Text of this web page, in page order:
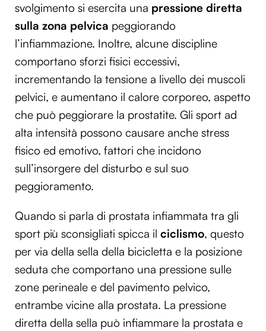
svolgimento si esercita una pressione diretta
sulla zona pelvica peggiorando
l’infiammazione. Inoltre, alcune discipline
comportano sforzi fisici eccessivi,
incrementando la tensione a livello dei muscoli
pelvici, e aumentano il calore corporeo, aspetto
che può peggiorare la prostatite. Gli sport ad
alta intensità possono causare anche stress
fisico ed emotivo, fattori che incidono
sull’insorgere del disturbo e sul suo
peggioramento.
Quando si parla di prostata infiammata tra gli
sport più sconsigliati spicca il ciclismo, questo
per via della sella della bicicletta e la posizione
seduta che comportano una pressione sulle
zone perineale e del pavimento pelvico,
entrambe vicine alla prostata. La pressione
diretta della sella può infiammare la prostata e